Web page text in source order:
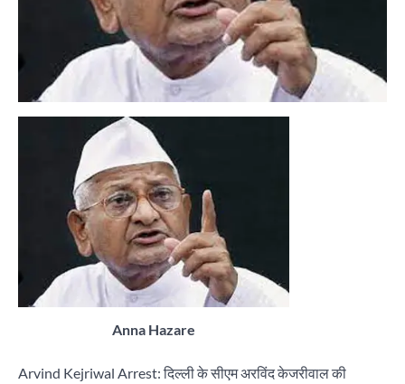
Anna Hazare
Arvind Kejriwal Arrest: दिल्ली के सीएम अरविंद केजरीवाल की